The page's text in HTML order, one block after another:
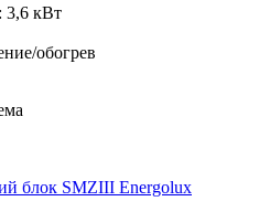
3,6 кВт
обогрев